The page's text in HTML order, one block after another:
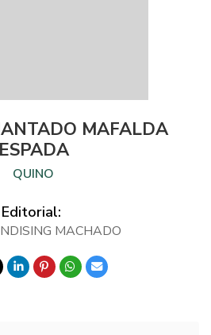
MAFALDA
ESPADA
QUINO
Editorial:
MACHADO